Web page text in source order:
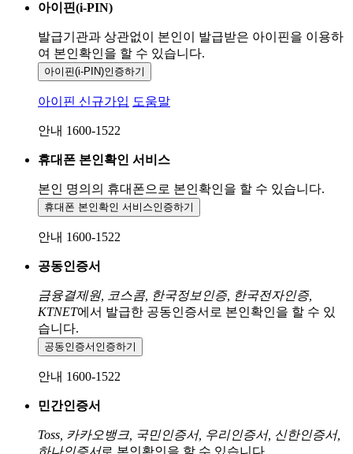
아이핀(i-PIN)
발급기관과 상관없이 본인이 발급받은 아이핀을 이용하
여 본인확인을 할 수 있습니다.
아이핀(i-PIN)인증하기
아이핀 신규가입 도움말
안내 1600-1522
휴대폰 본인확인 서비스
본인 명의의 휴대폰으로 본인확인을 할 수 있습니다.
휴대폰 본인확인 서비스인증하기
안내 1600-1522
공동인증서
금융결제원, 코스콤, 한국정보인증, 한국전자인증,
KTNET에서 발급한 공동인증서로 본인확인을 할 수 있
습니다.
공동인증서 인증하기
안내 1600-1522
민간인증서
Toss, 카카오뱅크, 국민인증서, 우리인증서, 신한인증서,